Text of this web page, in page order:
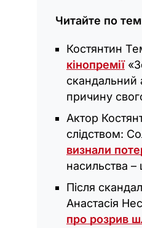
Читайте по
Костянтин
кінопремії
скандальний
причину
Актор
слідством:
визнали
насильства
Після
Анастасія
про розрив